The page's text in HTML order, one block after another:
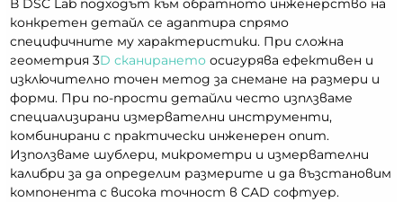
В DSC Lab подходът към обратното инженерство на
конкретен детайл се адаптира спрямо
специфичните му характеристики. При сложна
геометрия 3D сканирането осигурява ефективен и
изключително точен метод за снемане на размери и
форми. При по-прости детайли често изплзваме
специализирани измервателни инструменти,
комбинирани с практически инженерен опит.
Използваме шублери, микрометри и измервателни
калибри за да определим размерите и да възстановим
компонента с висока точност в CAD софтуер.